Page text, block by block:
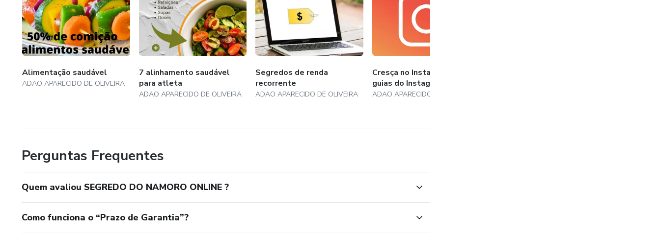
Alimentação saudável
ADAO APARECIDO DE OLIVEIRA
7 alinhamento saudável
para atleta
ADAO APARECIDO DE OLIVEIRA
Segredos de renda
recorrente
ADAO APARECIDO DE OLIVEIRA
Cresça no Instagram com
guias do Instagram
ADAO APARECIDO DE OLIVEIRA
Perguntas Frequentes
Quem avaliou SEGREDO DO NAMORO ONLINE ?
Como funciona o “Prazo de Garantia”?